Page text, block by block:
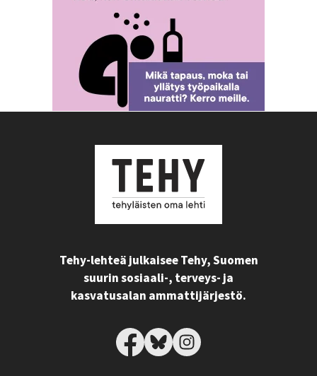
Tehy-lehteä julkaisee Tehy, Suomen
suurin sosiaali-, terveys- ja
kasvatusalan ammattijärjestö.